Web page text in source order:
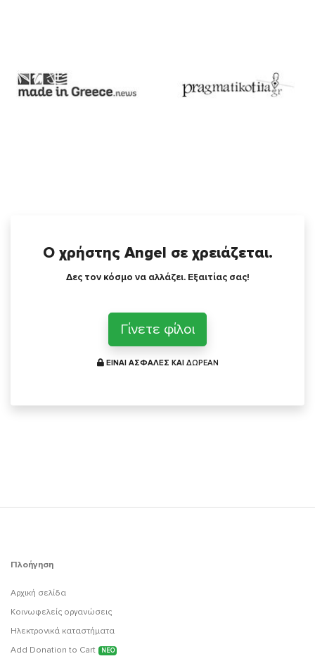
Ο χρήστης Angel σε χρειάζεται.
Δες τον κόσμο να αλλάζει. Εξαιτίας σας!
Γίνετε φίλοι
ΕΙΝΑΙ ΑΣΦΑΛΕΣ ΚΑΙ ΔΩΡΕΑΝ
Πλοήγηση
Αρχική σελίδα
Κοινωφελείς οργανώσεις
Ηλεκτρονικά καταστήματα
Add Donation to Cart
ΝΕΟ